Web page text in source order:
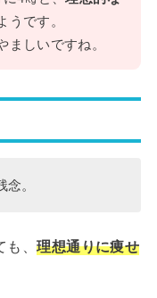
うです。
ましいですね。
念。
も、理想通りに痩せ